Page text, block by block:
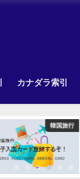
カナダラ索引
韓国旅行